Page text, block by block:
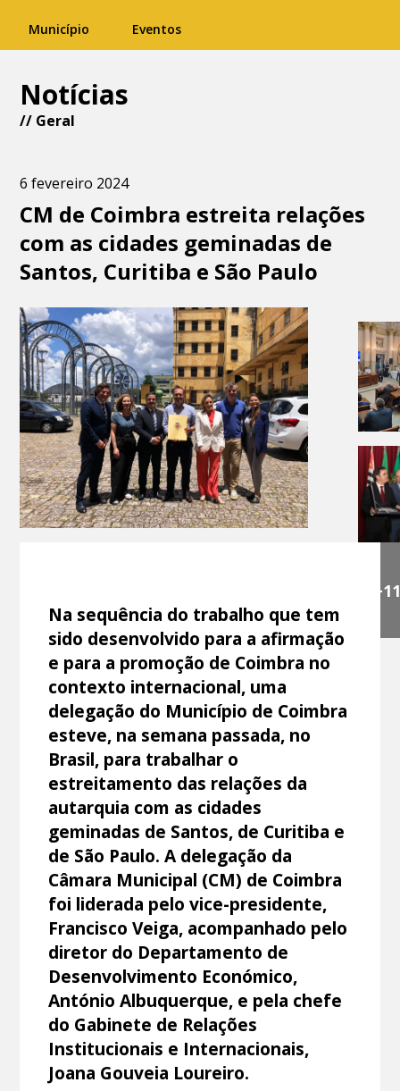
Município Eventos
Notícias
// Geral
6 fevereiro 2024
CM de Coimbra estreita relações
com as cidades geminadas de
Santos, Curitiba e São Paulo
+11
Na sequência do trabalho que tem
sido desenvolvido para a afirmação
e para a promoção de Coimbra no
contexto internacional, uma
delegação do Município de Coimbra
esteve, na semana passada, no
Brasil, para trabalhar o
estreitamento das relações da
autarquia com as cidades
geminadas de Santos, de Curitiba e
de São Paulo. A delegação da
Câmara Municipal (CM) de Coimbra
foi liderada pelo vice-presidente,
Francisco Veiga, acompanhado pelo
diretor do Departamento de
Desenvolvimento Económico,
António Albuquerque, e pela chefe
do Gabinete de Relações
Institucionais e Internacionais,
Joana Gouveia Loureiro.